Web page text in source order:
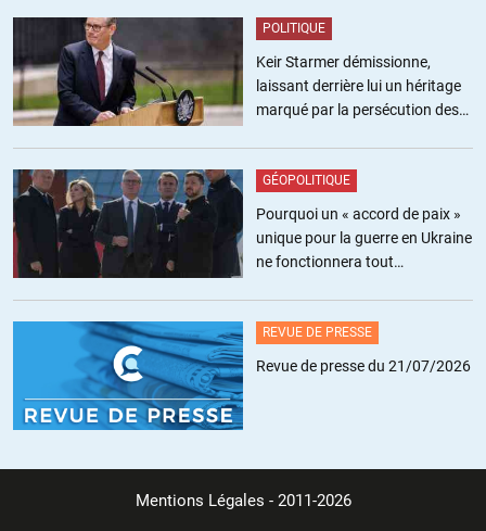
POLITIQUE
Keir Starmer démissionne,
laissant derrière lui un héritage
marqué par la persécution des
GÉOPOLITIQUE
Pourquoi un « accord de paix »
unique pour la guerre en Ukraine
ne fonctionnera tout
REVUE DE PRESSE
Revue de presse du 21/07/2026
Mentions Légales - 2011-2026